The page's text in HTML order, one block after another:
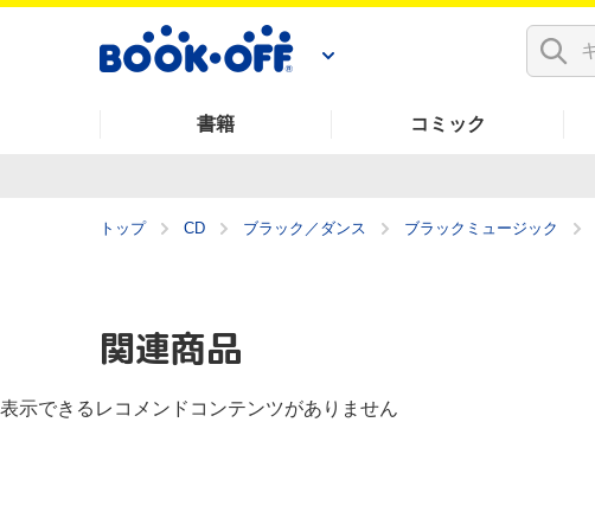
書籍 コミック
トップ CD ブラック／ダンス ブラックミュージック
関連商品
表示できるレコメンドコンテンツがありません